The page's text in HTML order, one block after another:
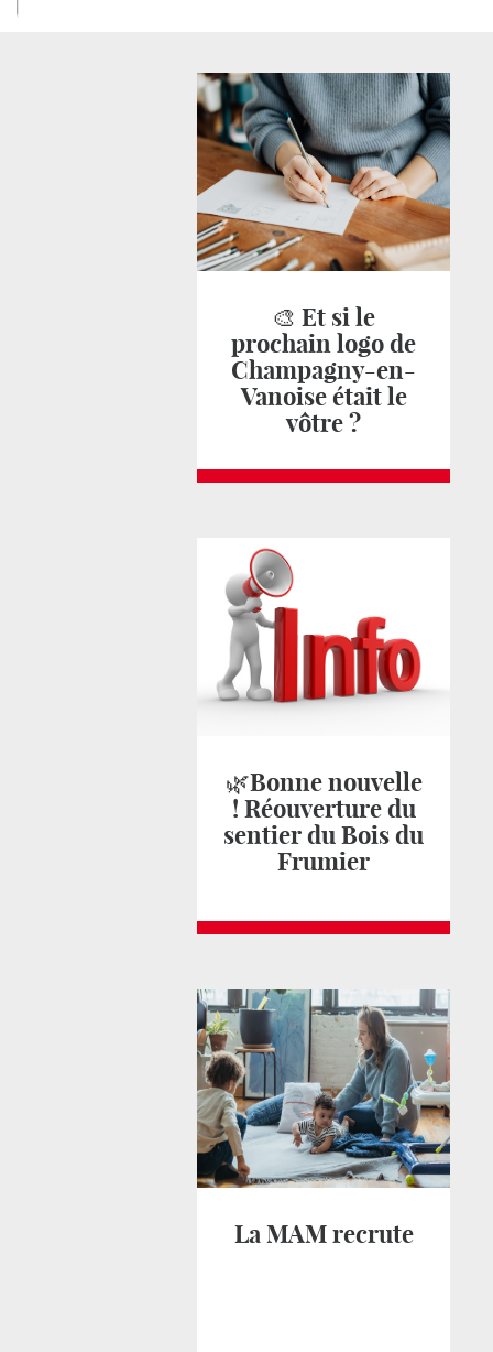
🎨 Et si le
prochain logo de
Champagny-en-
Vanoise était le
vôtre ?
🌿Bonne nouvelle
! Réouverture du
sentier du Bois du
Frumier
La MAM recrute